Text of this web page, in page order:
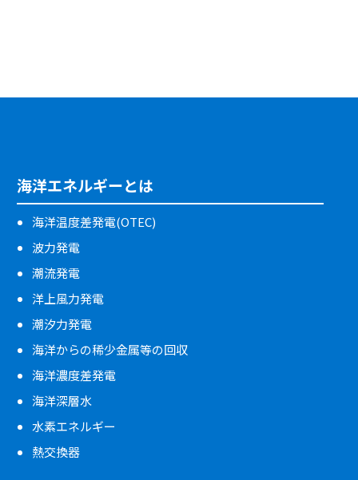
海洋エネルギーとは
海洋温度差発電(OTEC)
波力発電
潮流発電
洋上風力発電
潮汐力発電
海洋からの稀少金属等の回収
海洋濃度差発電
海洋深層水
水素エネルギー
熱交換器